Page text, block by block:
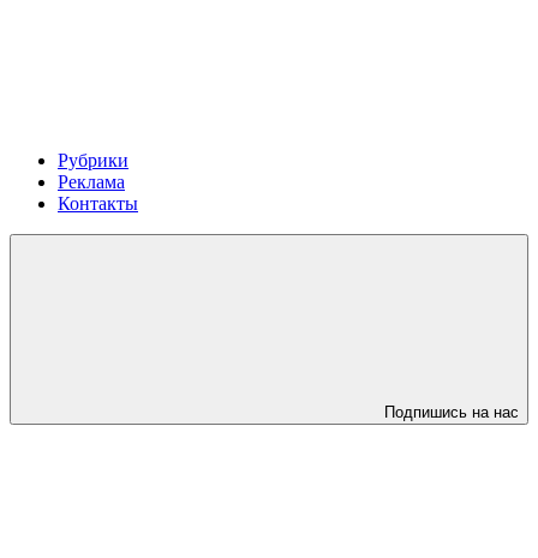
Рубрики
Реклама
Контакты
Подпишись на нас